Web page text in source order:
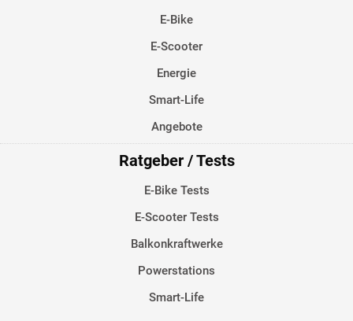
E-Bike
E-Scooter
Energie
Smart-Life
Angebote
Ratgeber / Tests
E-Bike Tests
E-Scooter Tests
Balkonkraftwerke
Powerstations
Smart-Life